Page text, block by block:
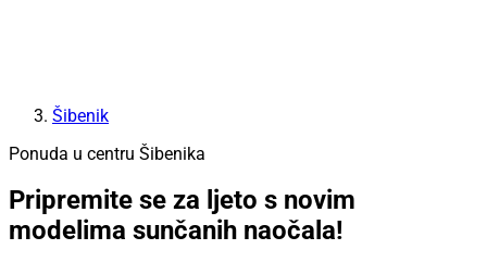
Šibenik
Ponuda u centru Šibenika
Pripremite se za ljeto s novim
modelima sunčanih naočala!